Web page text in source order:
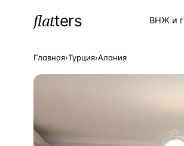
flatters ВНЖ и
Россия
Главная›Турция›Алания